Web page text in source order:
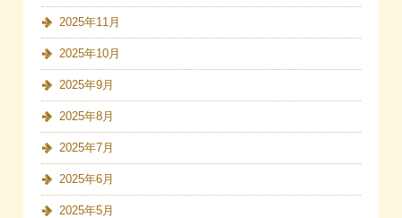
2025年11月
2025年10月
2025年9月
2025年8月
2025年7月
2025年6月
2025年5月